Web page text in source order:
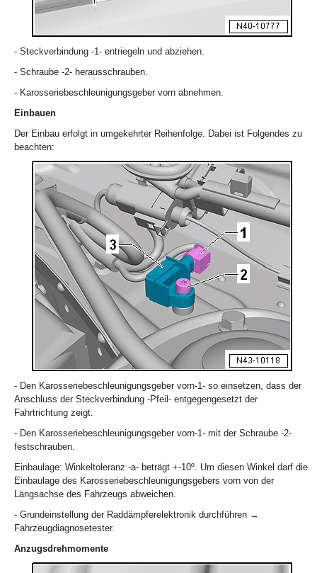
- Steckverbindung -1- entriegeln und abziehen.
- Schraube -2- herausschrauben.
- Karosseriebeschleunigungsgeber vorn abnehmen.
Einbauen
Der Einbau erfolgt in umgekehrter Reihenfolge. Dabei ist Folgendes zu
beachten:
- Den Karosseriebeschleunigungsgeber vorn-1- so einsetzen, dass der
Anschluss der Steckverbindung -Pfeil- entgegengesetzt der
Fahrtrichtung zeigt.
- Den Karosseriebeschleunigungsgeber vorn-1- mit der Schraube -2-
festschrauben.
Einbaulage: Winkeltoleranz -a- beträgt +-10º. Um diesen Winkel darf die
Einbaulage des Karosseriebeschleunigungsgebers vorn von der
Längsachse des Fahrzeugs abweichen.
- Grundeinstellung der Raddämpferelektronik durchführen →
Fahrzeugdiagnosetester.
Anzugsdrehmomente